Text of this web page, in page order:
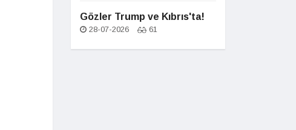
Gözler Trump ve Kıbrıs'ta!
28-07-2026 61